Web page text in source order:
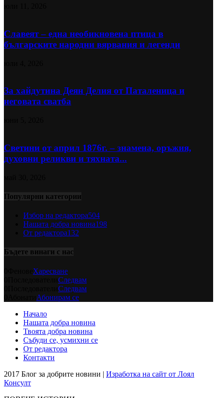
Славеят – една необикновена птица в
българските народни вярвания и легенди
За хайдутина Деян Делия от Паталеница и
неговата сватба
Светини от април 1876г. – знамена, оръжия,
духовни реликви и тяхната...
Популярни категории
Избор на редактора504
Нашата добра новина198
От редактора132
Бъдете винаги с нас
Харесване
Следвам
Следвам
Абонирам се
Начало
Нашата добра новина
Твоята добра новина
Събуди се, усмихни се
От редактора
Контакти
2017 Блог за добрите новини | Изработка на сайт от Лоял
Консулт